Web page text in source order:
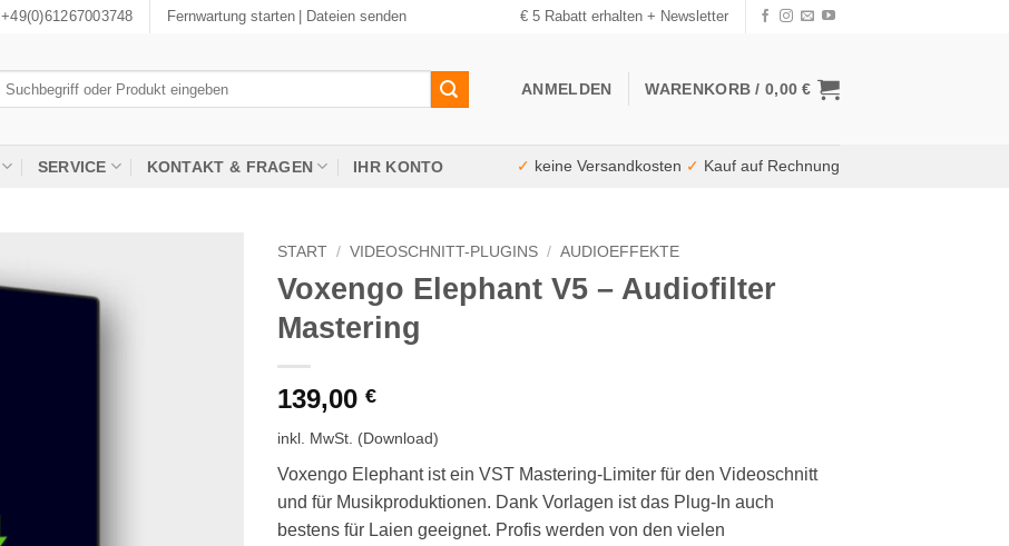
+49(0)61267003748 Fernwartung starten | Dateien senden € 5 Rabatt erhalten + Newsletter
ANMELDEN WARENKORB / 0,00€
SERVICE KONTAKT & FRAGEN IHR KONTO ✓ keine Versandkosten ✓ Kauf auf Rechnung
START / VIDEOSCHNITT-PLUGINS / AUDIOEFFEKTE
Voxengo Elephant V5 – Audiofilter
Mastering
139,00 €
inkl. MwSt. (Download)
Voxengo Elephant ist ein VST Mastering-Limiter für den Videoschnitt
und für Musikproduktionen. Dank Vorlagen ist das Plug-In auch
bestens für Laien geeignet. Profis werden von den vielen